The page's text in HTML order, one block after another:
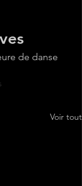
de danse
Voir tout